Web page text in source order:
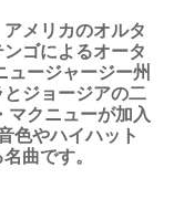
メリカのオルタ
ゴによるオータ
ュージャージー州
ジョージアの二
マクニューが加入
色やハイハット
曲です。